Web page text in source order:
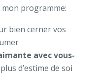
programme:
bien cerner vos
avec vous-
d’estime de soi